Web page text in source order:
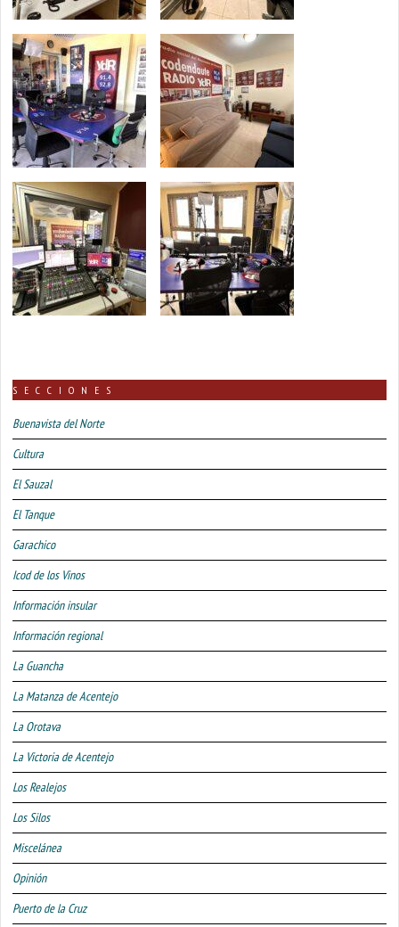
SECCIONES
Buenavista del Norte
Cultura
El Sauzal
El Tanque
Garachico
Icod de los Vinos
Información insular
Información regional
La Guancha
La Matanza de Acentejo
La Orotava
La Victoria de Acentejo
Los Realejos
Los Silos
Miscelánea
Opinión
Puerto de la Cruz